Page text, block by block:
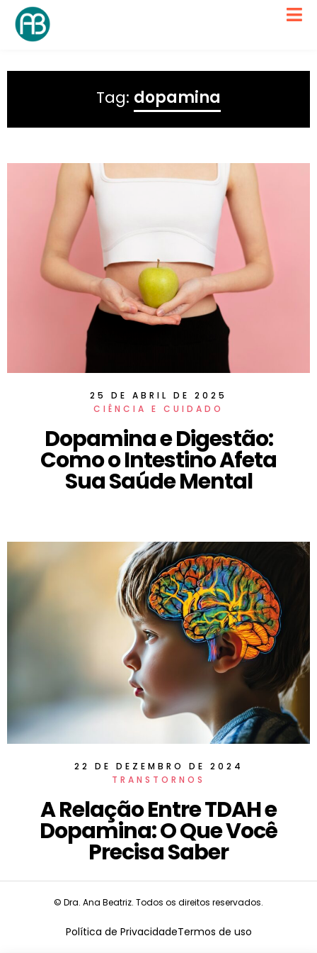
Tag: dopamina
25 DE ABRIL DE 2025
CIÊNCIA E CUIDADO
Dopamina e Digestão:
Como o Intestino Afeta
Sua Saúde Mental
22 DE DEZEMBRO DE 2024
TRANSTORNOS
A Relação Entre TDAH e
Dopamina: O Que Você
Precisa Saber
© Dra. Ana Beatriz. Todos os direitos reservados.
Política de PrivacidadeTermos de uso